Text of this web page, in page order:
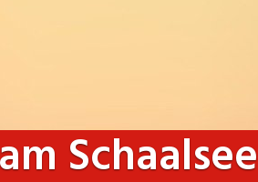
Schaalsee